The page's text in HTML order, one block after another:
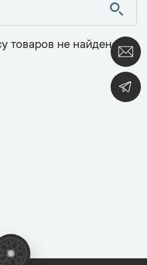
товаров не найдено